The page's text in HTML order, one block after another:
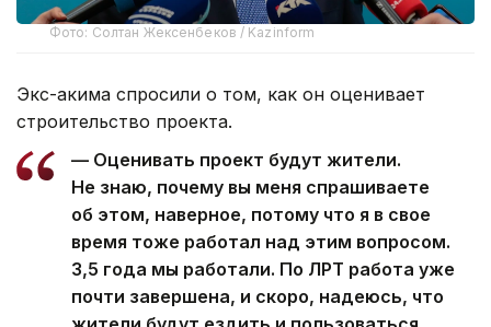
Фото: Солтан Жексенбеков / Kazinform
Экс-акима спросили о том, как он оценивает
строительство проекта.
— Оценивать проект будут жители.
Не знаю, почему вы меня спрашиваете
об этом, наверное, потому что я в свое
время тоже работал над этим вопросом.
3,5 года мы работали. По ЛРТ работа уже
почти завершена, и скоро, надеюсь, что